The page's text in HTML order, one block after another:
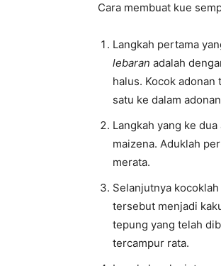
Cara membuat kue
Langkah pertama
lebaran adalah
halus. Kocok
satu ke dalam
Langkah yang ke
maizena. Aduklah
merata.
Selanjutnya
tersebut menjadi
tepung yang telah
tercampur rata.